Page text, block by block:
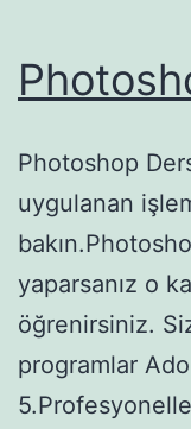
Photoshop
uygulanan
yaparsanız o
öğrenirsiniz.
programlar